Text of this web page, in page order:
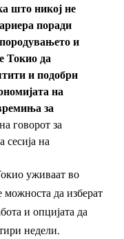
што никој не
поради
и
Токио да
и подобри
на
за
говорот за
сесија на
уживаат во
да изберат
и опцијата да
недели.